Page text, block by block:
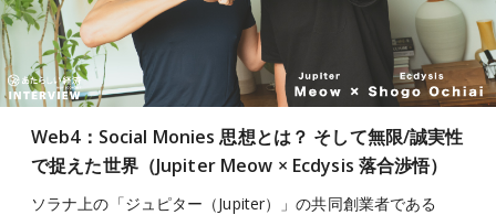
Web4：Social Monies 思想とは？ そして無限/誠実性
で捉えた世界（Jupiter Meow × Ecdysis 落合渉悟）
ソラナ上の「ジュピター（Jupiter）」の共同創業者である